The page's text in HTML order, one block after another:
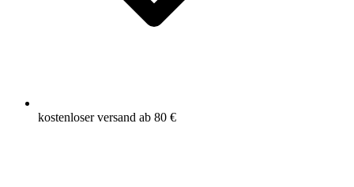
kostenloser versand ab 80 €